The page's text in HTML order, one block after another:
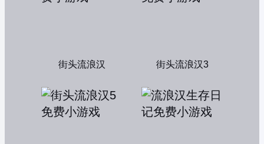
街头流浪汉 街头流浪汉3